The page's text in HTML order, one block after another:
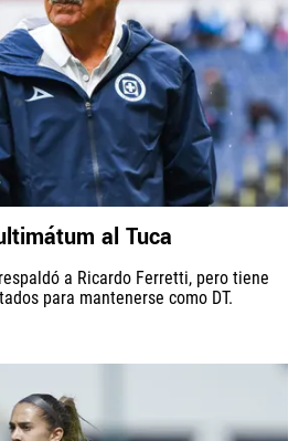
al Tuca
a Ricardo Ferretti, pero tiene
para mantenerse como DT.